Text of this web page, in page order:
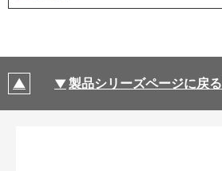
製品シリーズページに戻る